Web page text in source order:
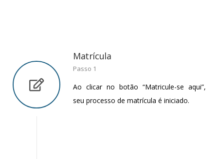
Matrícula
Passo 1
Ao clicar no botão “Matricule-se aqui”,
seu processo de matrícula é iniciado.